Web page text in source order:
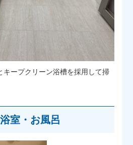
キープクリーン浴槽を採用して掃
浴室・お風呂